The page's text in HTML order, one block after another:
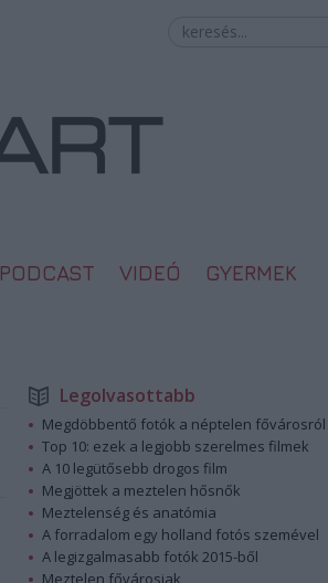
PODCAST VIDEÓ GYERMEK
Legolvasottabb
Megdöbbentő fotók a néptelen fővárosról
Top 10: ezek a legjobb szerelmes filmek
A 10 legütősebb drogos film
Megjöttek a meztelen hősnők
Meztelenség és anatómia
A forradalom egy holland fotós szemével
A legizgalmasabb fotók 2015-ből
Meztelen fővárosiak